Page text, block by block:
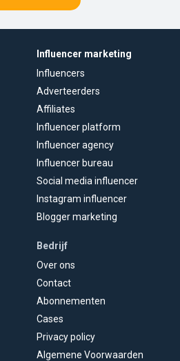
Influencer marketing
Influencers
Adverteerders
Affiliates
Influencer platform
Influencer agency
Influencer bureau
Social media influencer
Instagram influencer
Blogger marketing
Bedrijf
Over ons
Contact
Abonnementen
Cases
Privacy policy
Algemene Voorwaarden